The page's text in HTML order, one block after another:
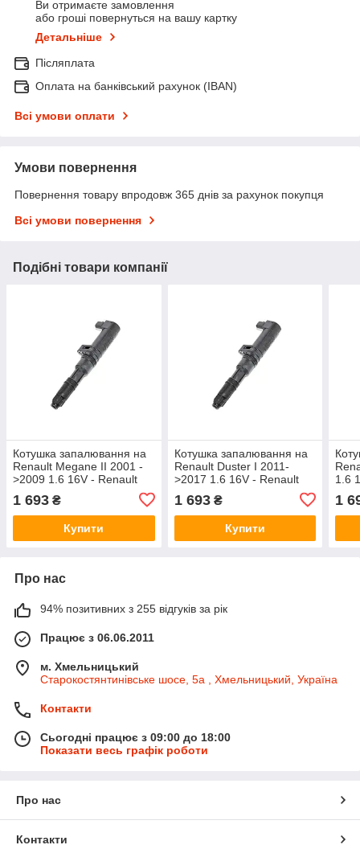
Ви отримаєте замовлення
або гроші повернуться на вашу картку
Детальніше
Післяплата
Оплата на банківський рахунок (IBAN)
Всі умови оплати
Умови повернення
Повернення товару впродовж 365 днів за рахунок покупця
Всі умови повернення
Подібні товари компанії
Котушка запалювання на
Renault Megane II 2001 -
>2009 1.6 16V - Renault
(Оригінал) - 8200568671
1 693 ₴
Купити
Котушка запалювання на
Renault Duster I 2011-
>2017 1.6 16V - Renault
(Оригінал) - 8200568671
1 693₴
Купити
1.6
1
Про нас
94% позитивних з 255 відгуків за рік
Працює з 06.06.2011
м. Хмельницький
Старокостянтинівське шосе, 5а , Хмельницький, Україна
Контакти
Сьогодні працює з 09:00 до 18:00
Показати весь графік роботи
Про нас
Контакти